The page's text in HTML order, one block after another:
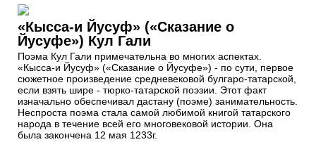
«Кысса-и Йусуф» («Сказание о
Йусуфе») Кул Гали
Поэма Кул Гали примечательна во мно­гих аспектах.
«Кысса-и Йусуф» («Сказание о Йусуфе») - по сути, первое
сюжетное произведение средневековой булгаро-татарской,
если взять шире - тюрко-татарской поэзии. Этот факт
изначально обеспечивал дастану (поэме) занимательность.
Не­спроста поэма стала самой любимой кни­гой татарского
народа в течение всей его многовековой истории. Она
была законче­на 12 мая 1233г.